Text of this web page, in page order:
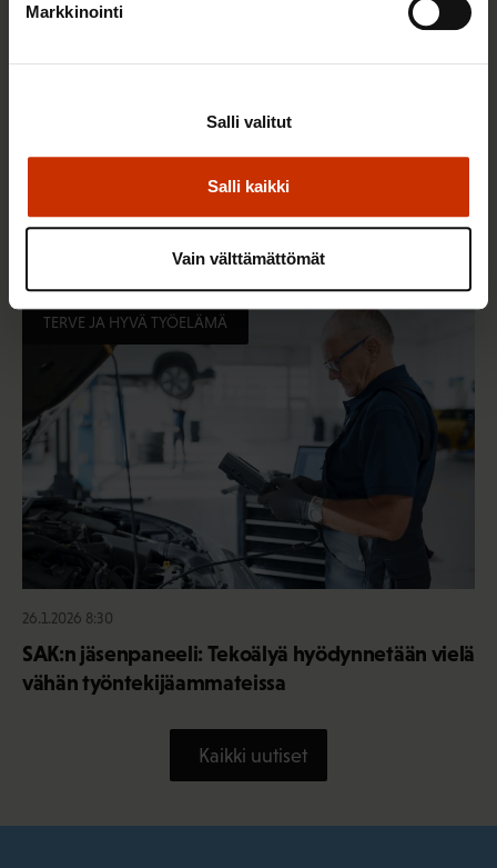
Markkinointi
Salli kaikki
Salli valitut
Vain välttämättömät
Vuoden 2025 esimerkilliset työnantajat ovat tässä
TERVE JA HYVÄ TYÖELÄMÄ
26.1.2026 8:30
SAK:n jäsenpaneeli: Tekoälyä hyödynnetään vielä
vähän työntekijäammateissa
Kaikki uutiset